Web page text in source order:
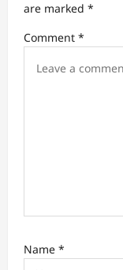
t
i
are marked *
Comment *
Name *